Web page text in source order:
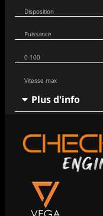
Disposition
Puissance
0-100
Vitesse max
Plus d'info